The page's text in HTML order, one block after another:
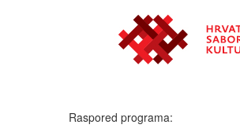
Raspored programa: